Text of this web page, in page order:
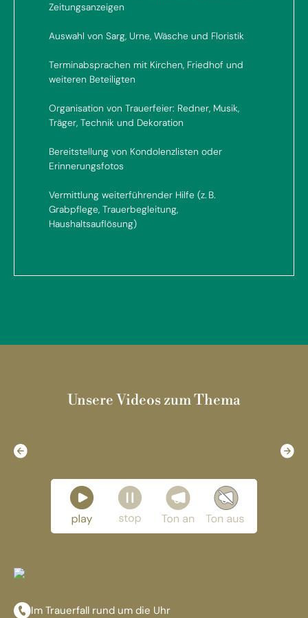
Zeitungsanzeigen
Auswahl von Sarg, Urne, Wäsche und Floristik
Terminabsprachen mit Kirchen, Friedhof und
weiteren Beteiligten
Organisation von Trauerfeier: Redner, Musik,
Träger, Technik und Dekoration
Bereitstellung von Kondolenzlisten oder
Erinnerungsfotos
Vermittlung weiterführender Hilfe (z. B.
Grabpflege, Trauerbegleitung,
Haushaltsauflösung)
Unsere Videos zum Thema
Im Trauerfall rund um die Uhr